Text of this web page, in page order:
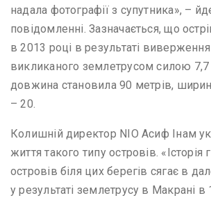
надала фотографії з супутника», –
повідомленні. Зазначається, що
в 2013 році в результаті
викликаного землетрусом силою 7,7
довжина становила 90 метрів,
– 20.
Колишній директор NIO Асиф Інам
життя такого типу островів. «Історія
островів біля цих берегів сягає в
у результаті землетрусу в Макрані в